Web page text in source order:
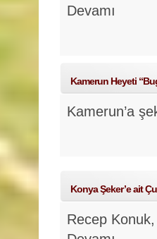
Devamı
Kamerun Heyeti
Kamerun’a
Konya Şeker’e ait
Recep